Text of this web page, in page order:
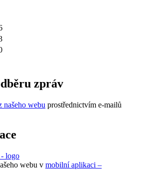
zpráv
našeho webu prostřednictvím e-mailů
webu v mobilní aplikaci –